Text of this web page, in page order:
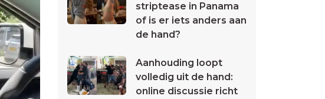
striptease in Panama
of is er iets anders aan
de hand?
Aanhouding loopt
volledig uit de hand:
online discussie richt